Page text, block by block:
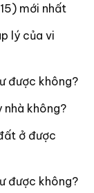
mới nhất
lý của vi
được không?
nhà không?
ở được
được không?